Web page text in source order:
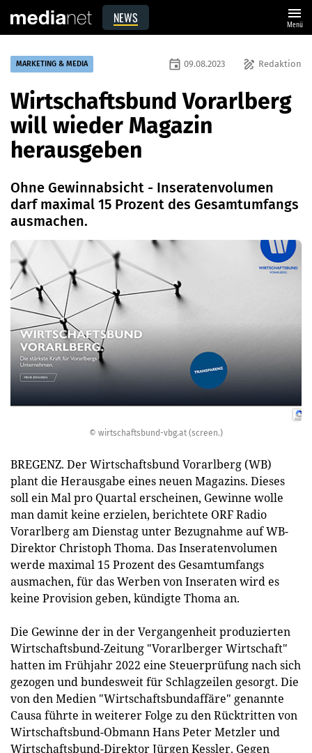
NEWS menu
Menü
© wirtschaftsbund-vbg.at (screen.)
MARKETING & MEDIA draw Redaktion
event 09.08.2023
Wirtschaftsbund Vorarlberg
will wieder Magazin
herausgeben
Ohne Gewinnabsicht - Inseratenvolumen
darf maximal 15 Prozent des Gesamtumfangs
ausmachen.
BREGENZ. Der Wirtschaftsbund Vorarlberg (WB)
plant die Herausgabe eines neuen Magazins. Dieses
soll ein Mal pro Quartal erscheinen, Gewinne wolle
man damit keine erzielen, berichtete ORF Radio
Vorarlberg am Dienstag unter Bezugnahme auf WB-
Direktor Christoph Thoma. Das Inseratenvolumen
werde maximal 15 Prozent des Gesamtumfangs
ausmachen, für das Werben von Inseraten wird es
keine Provision geben, kündigte Thoma an.
Die Gewinne der in der Vergangenheit produzierten
Wirtschaftsbund-Zeitung "Vorarlberger Wirtschaft"
hatten im Frühjahr 2022 eine Steuerprüfung nach sich
gezogen und bundesweit für Schlagzeilen gesorgt. Die
von den Medien "Wirtschaftsbundaffäre" genannte
Causa führte in weiterer Folge zu den Rücktritten von
Wirtschaftsbund-Obmann Hans Peter Metzler und
Wirtschaftsbund-Direktor Jürgen Kessler. Gegen